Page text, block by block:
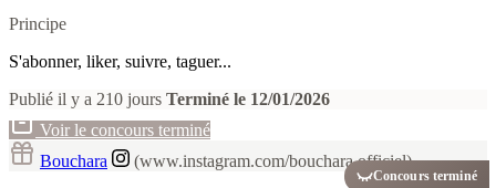
Principe
S'abonner, liker, suivre, taguer...
Publié il y a 210 jours Terminé le 12/01/2026
Voir le concours terminé
Concours terminé
Bouchara
(www.instagram.com/bouchara.officiel)